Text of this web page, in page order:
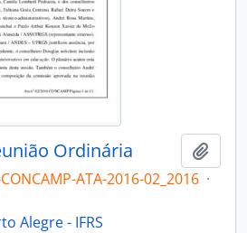
Ordinária
CONCAMP-ATA-2016-02_2016 ·
Alegre - IFRS